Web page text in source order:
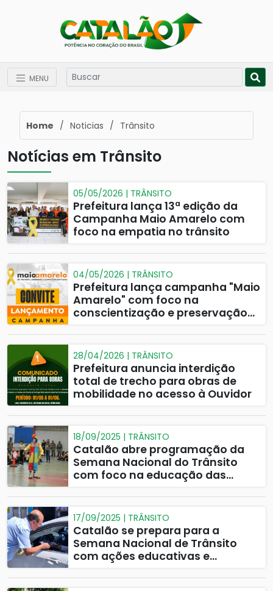
MENU
Home / Noticias / Trânsito
Notícias em Trânsito
05/05/2026 | TRÂNSITO
Prefeitura lança 13ª edição da
Campanha Maio Amarelo com
foco na empatia no trânsito
04/05/2026 | TRÂNSITO
Prefeitura lança campanha "Maio
Amarelo" com foco na
conscientização e preservação
28/04/2026 | TRÂNSITO
Prefeitura anuncia interdição
total de trecho para obras de
mobilidade no acesso à Ouvidor
18/09/2025 | TRÂNSITO
Catalão abre programação da
Semana Nacional do Trânsito
com foco na educação das
17/09/2025 | TRÂNSITO
Catalão se prepara para a
Semana Nacional de Trânsito
com ações educativas e